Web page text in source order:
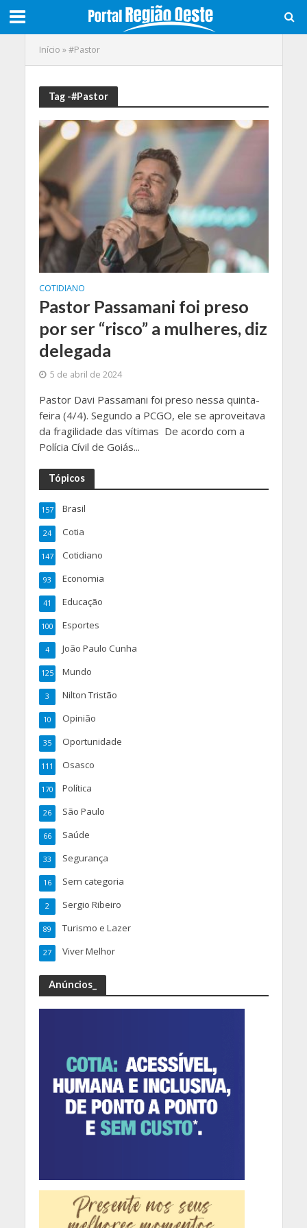
Início »#Pastor
Tag -#Pastor
COTIDIANO
Pastor Passamani foi preso
por ser “risco” a mulheres, diz
delegada
5 de abril de 2024
Pastor Davi Passamani foi preso nessa quinta-
feira (4/4). Segundo a PCGO, ele se aproveitava
da fragilidade das vítimas De acordo com a
Polícia Cívil de Goiás...
Tópicos
Brasil
157
Cotia
24
Cotidiano
147
Economia
93
Educação
41
Esportes
100
João Paulo Cunha
4
Mundo
125
Nilton Tristão
3
Opinião
10
Oportunidade
35
Osasco
111
Política
170
São Paulo
26
Saúde
66
Segurança
33
Sem categoria
16
Sergio Ribeiro
2
Turismo e Lazer
89
Viver Melhor
27
Anúncios_